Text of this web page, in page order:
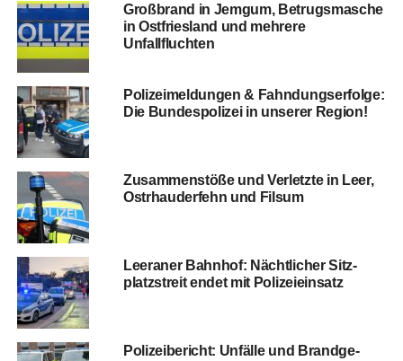
Groß­brand in Jem­gum, Betrugs­ma­sche
in Ost­fries­land und meh­re­re
Unfallfluchten
Poli­zei­mel­dun­gen & Fahn­dungs­er­fol­ge:
Die Bun­des­po­li­zei in unse­rer Region!
Zusam­men­stö­ße und Ver­letz­te in Leer,
Ost­rhau­der­fehn und Filsum
Leera­ner Bahn­hof: Nächt­li­cher Sitz­
platz­streit endet mit Polizeieinsatz
Poli­zei­be­richt: Unfäl­le und Brand­ge­